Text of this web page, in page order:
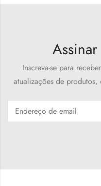
Inscreva-se para
atualizações de produtos,